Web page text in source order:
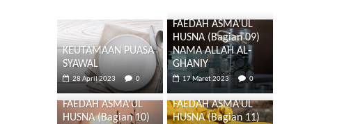
KEUTAMAAN PUASA
SYAWAL
28 April 2023 0
FAEDAH ASMA’UL
HUSNA (Bagian 09)
NAMA ALLAH AL-
GHANIY
17 Maret 2023 0
FAEDAH ASMA’UL
HUSNA (Bagian 10)
FAEDAH ASMA’UL
HUSNA (Bagian 11)